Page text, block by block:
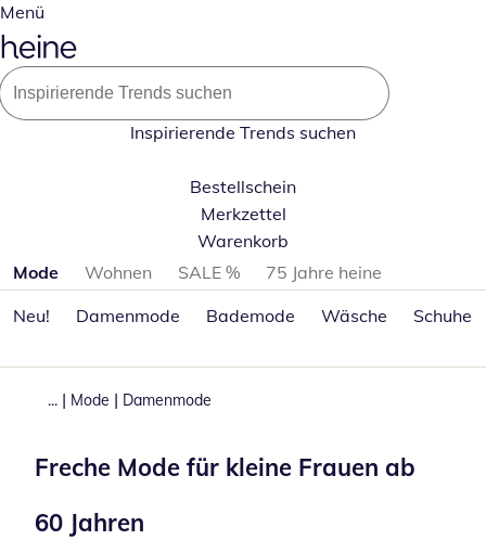
Menü
Inspirierende Trends suchen
Bestellschein
Merkzettel
Warenkorb
Produktkategorien überspringen
Mode Wohnen SALE %
75 Jahre heine
Neu!
Damenmode Bademode Wäsche Schuhe
... | Mode | Damenmode
Freche Mode für kleine Frauen ab
60 Jahren